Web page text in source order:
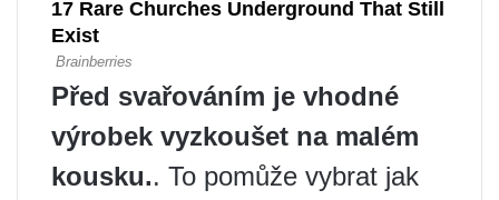
Před svařováním je vhodné
výrobek vyzkoušet na malém
kousku.. To pomůže vybrat jak